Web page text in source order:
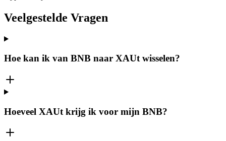
Veelgestelde Vragen
Hoe kan ik van BNB naar XAUt wisselen?
Hoeveel XAUt krijg ik voor mijn BNB?